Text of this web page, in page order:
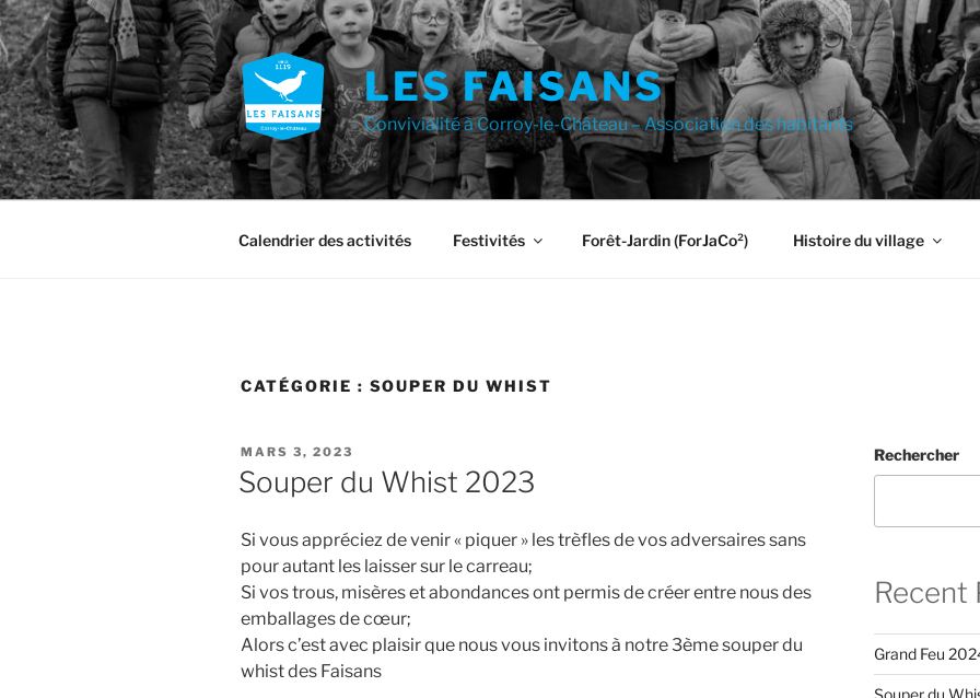
Aller
au
contenu
principal
LES FAISANS
Convivialité à Corroy-le-Château – Association des habitants
Calendrier des activités Festivités Forêt-Jardin (ForJaCo²) Histoire du village
CATÉGORIE : SOUPER DU WHIST
PUBLIÉ
LE
MARS 3, 2023
Souper du Whist 2023
Si vous appréciez de venir « piquer » les trèfles de vos adversaires sans
pour autant les laisser sur le carreau;
Si vos trous, misères et abondances ont permis de créer entre nous des
emballages de cœur;
Alors c’est avec plaisir que nous vous invitons à notre 3ème souper du
whist des Faisans
Rechercher
Recent
Grand Feu